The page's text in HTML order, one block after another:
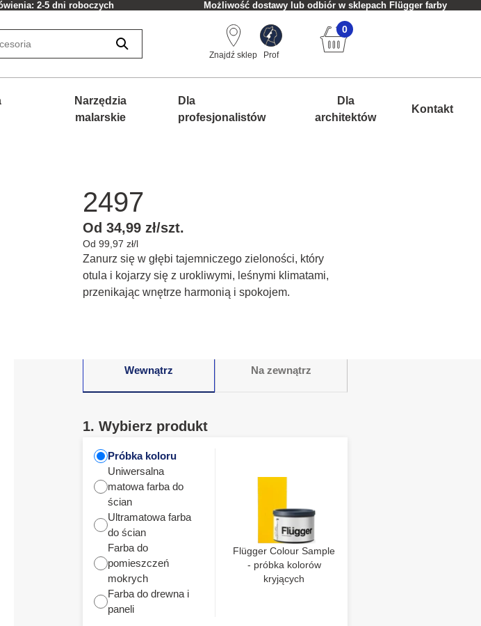
2-5 dni roboczych Możliwość dostawy lub odbiór w sklepach Flügger farby
Znajdź sklep Prof
0
Narzędzia
malarskie
Dla
profesjonalistów
Dla
architektów
Kontakt
2497
Od 34,99 zł/szt.
Od 99,97 zł/l
Zanurz się w głębi tajemniczego zieloności, który
otula i kojarzy się z urokliwymi, leśnymi klimatami,
przenikając wnętrze harmonią i spokojem.
Wewnątrz Na zewnątrz
1. Wybierz produkt
Próbka koloru
Uniwersalna
matowa farba do
ścian
Ultramatowa farba
do ścian
Farba do
pomieszczeń
mokrych
Farba do drewna i
paneli
Flügger Colour Sample
- próbka kolorów
kryjących